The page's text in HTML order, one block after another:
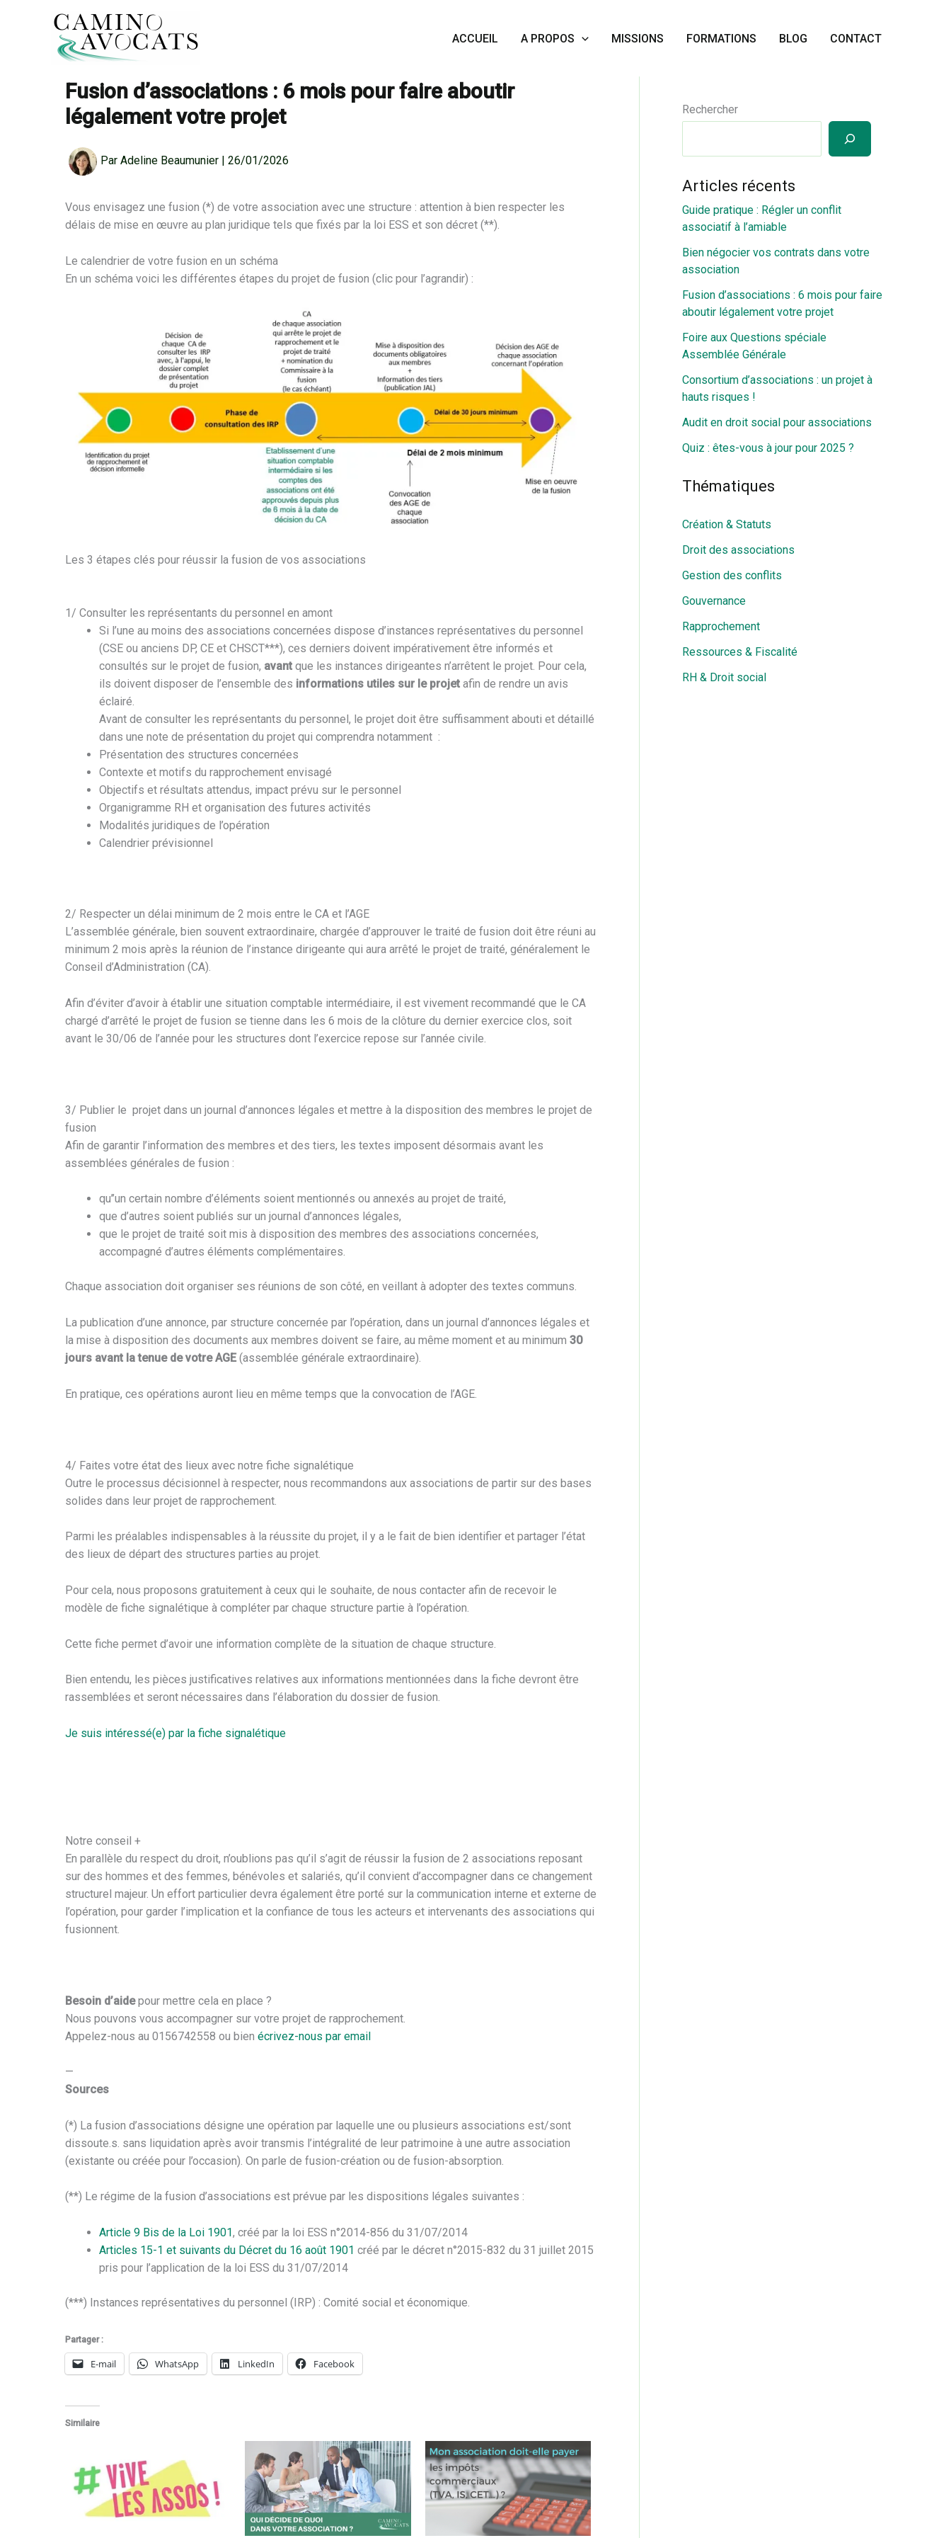
ACCUEIL A PROPOS MISSIONS FORMATIONS BLOG
CONTACT
Accueil
Gouvernance
Fusion d’associations : 6 mois pour faire aboutir
légalement votre projet
Par Adeline Beaumunier 26/01/2026
Vous envisagez une fusion (*) de votre association avec une structure : attention à bien respecter les
délais de mise en œuvre au plan juridique tels que fixés par la loi ESS et son décret (**).
Le calendrier de votre fusion en un schéma
En un schéma voici les différentes étapes du projet de fusion (clic pour l’agrandir) :
Les 3 étapes clés pour réussir la fusion de vos associations
1/ Consulter les représentants du personnel en amont
Si l’une au moins des associations concernées dispose d’instances représentatives du personnel
(CSE ou anciens DP, CE et CHSCT***), ces derniers doivent impérativement être informés et
consultés sur le projet de fusion, avant que les instances dirigeantes n’arrêtent le projet. Pour cela,
ils doivent disposer de l’ensemble des informations utiles sur le projet afin de rendre un avis
éclairé.
Avant de consulter les représentants du personnel, le projet doit être suffisamment abouti et détaillé
dans une note de présentation du projet qui comprendra notamment :
Présentation des structures concernées
Contexte et motifs du rapprochement envisagé
Objectifs et résultats attendus, impact prévu sur le personnel
Organigramme RH et organisation des futures activités
Modalités juridiques de l’opération
Calendrier prévisionnel
2/ Respecter un délai minimum de 2 mois entre le CA et l’AGE
L’assemblée générale, bien souvent extraordinaire, chargée d’approuver le traité de fusion doit être réuni au
minimum 2 mois après la réunion de l’instance dirigeante qui aura arrêté le projet de traité, généralement le
Conseil d’Administration (CA).
Afin d’éviter d’avoir à établir une situation comptable intermédiaire, il est vivement recommandé que le CA
chargé d’arrêté le projet de fusion se tienne dans les 6 mois de la clôture du dernier exercice clos, soit
avant le 30/06 de l’année pour les structures dont l’exercice repose sur l’année civile.
3/ Publier le projet dans un journal d’annonces légales et mettre à la disposition des membres le projet de
fusion
Afin de garantir l’information des membres et des tiers, les textes imposent désormais avant les
assemblées générales de fusion :
qu’’un certain nombre d’éléments soient mentionnés ou annexés au projet de traité,
que d’autres soient publiés sur un journal d’annonces légales,
que le projet de traité soit mis à disposition des membres des associations concernées,
accompagné d’autres éléments complémentaires.
Chaque association doit organiser ses réunions de son côté, en veillant à adopter des textes communs.
La publication d’une annonce, par structure concernée par l’opération, dans un journal d’annonces légales et
la mise à disposition des documents aux membres doivent se faire, au même moment et au minimum 30
jours avant la tenue de votre AGE (assemblée générale extraordinaire).
En pratique, ces opérations auront lieu en même temps que la convocation de l’AGE.
4/ Faites votre état des lieux avec notre fiche signalétique
Outre le processus décisionnel à respecter, nous recommandons aux associations de partir sur des bases
solides dans leur projet de rapprochement.
Parmi les préalables indispensables à la réussite du projet, il y a le fait de bien identifier et partager l’état
des lieux de départ des structures parties au projet.
Pour cela, nous proposons gratuitement à ceux qui le souhaite, de nous contacter afin de recevoir le
modèle de fiche signalétique à compléter par chaque structure partie à l’opération.
Cette fiche permet d’avoir une information complète de la situation de chaque structure.
Bien entendu, les pièces justificatives relatives aux informations mentionnées dans la fiche devront être
rassemblées et seront nécessaires dans l’élaboration du dossier de fusion.
Je suis intéressé(e) par la fiche signalétique
Notre conseil +
En parallèle du respect du droit, n’oublions pas qu’il s’agit de réussir la fusion de 2 associations reposant
sur des hommes et des femmes, bénévoles et salariés, qu’il convient d’accompagner dans ce changement
structurel majeur. Un effort particulier devra également être porté sur la communication interne et externe de
l’opération, pour garder l’implication et la confiance de tous les acteurs et intervenants des associations qui
fusionnent.
Besoin d’aidepour mettre cela en place ?
Nous pouvons vous accompagner sur votre projet de rapprochement.
Appelez-nous au 0156742558 ou bien écrivez-nous par email
—
Sources
(*) La fusion d’associations désigne une opération par laquelle une ou plusieurs associations est/sont
dissoute.s. sans liquidation après avoir transmis l’intégralité de leur patrimoine à une autre association
(existante ou créée pour l’occasion). On parle de fusion-création ou de fusion-absorption.
(**) Le régime de la fusion d’associations est prévue par les dispositions légales suivantes :
Article 9 Bis de la Loi 1901, créé par la loi ESS n°2014-856 du 31/07/2014
Articles 15-1 et suivants du Décret du 16 août 1901 créé par le décret n°2015-832 du 31 juillet 2015
pris pour l’application de la loi ESS du 31/07/2014
(***) Instances représentatives du personnel (IRP) : Comité social et économique.
Partager :
E-mail WhatsApp LinkedIn Facebook
Similaire
Rechercher
Articles récents
Guide pratique : Régler un conflit
associatif à l’amiable
Bien négocier vos contrats dans votre
association
Fusion d’associations : 6 mois pour faire
aboutir légalement votre projet
Foire aux Questions spéciale
Assemblée Générale
Consortium d’associations : un projet à
hauts risques !
Audit en droit social pour associations
Quiz : êtes-vous à jour pour 2025 ?
Thématiques
Création & Statuts
Droit des associations
Gestion des conflits
Gouvernance
Rapprochement
Ressources & Fiscalité
RH & Droit social